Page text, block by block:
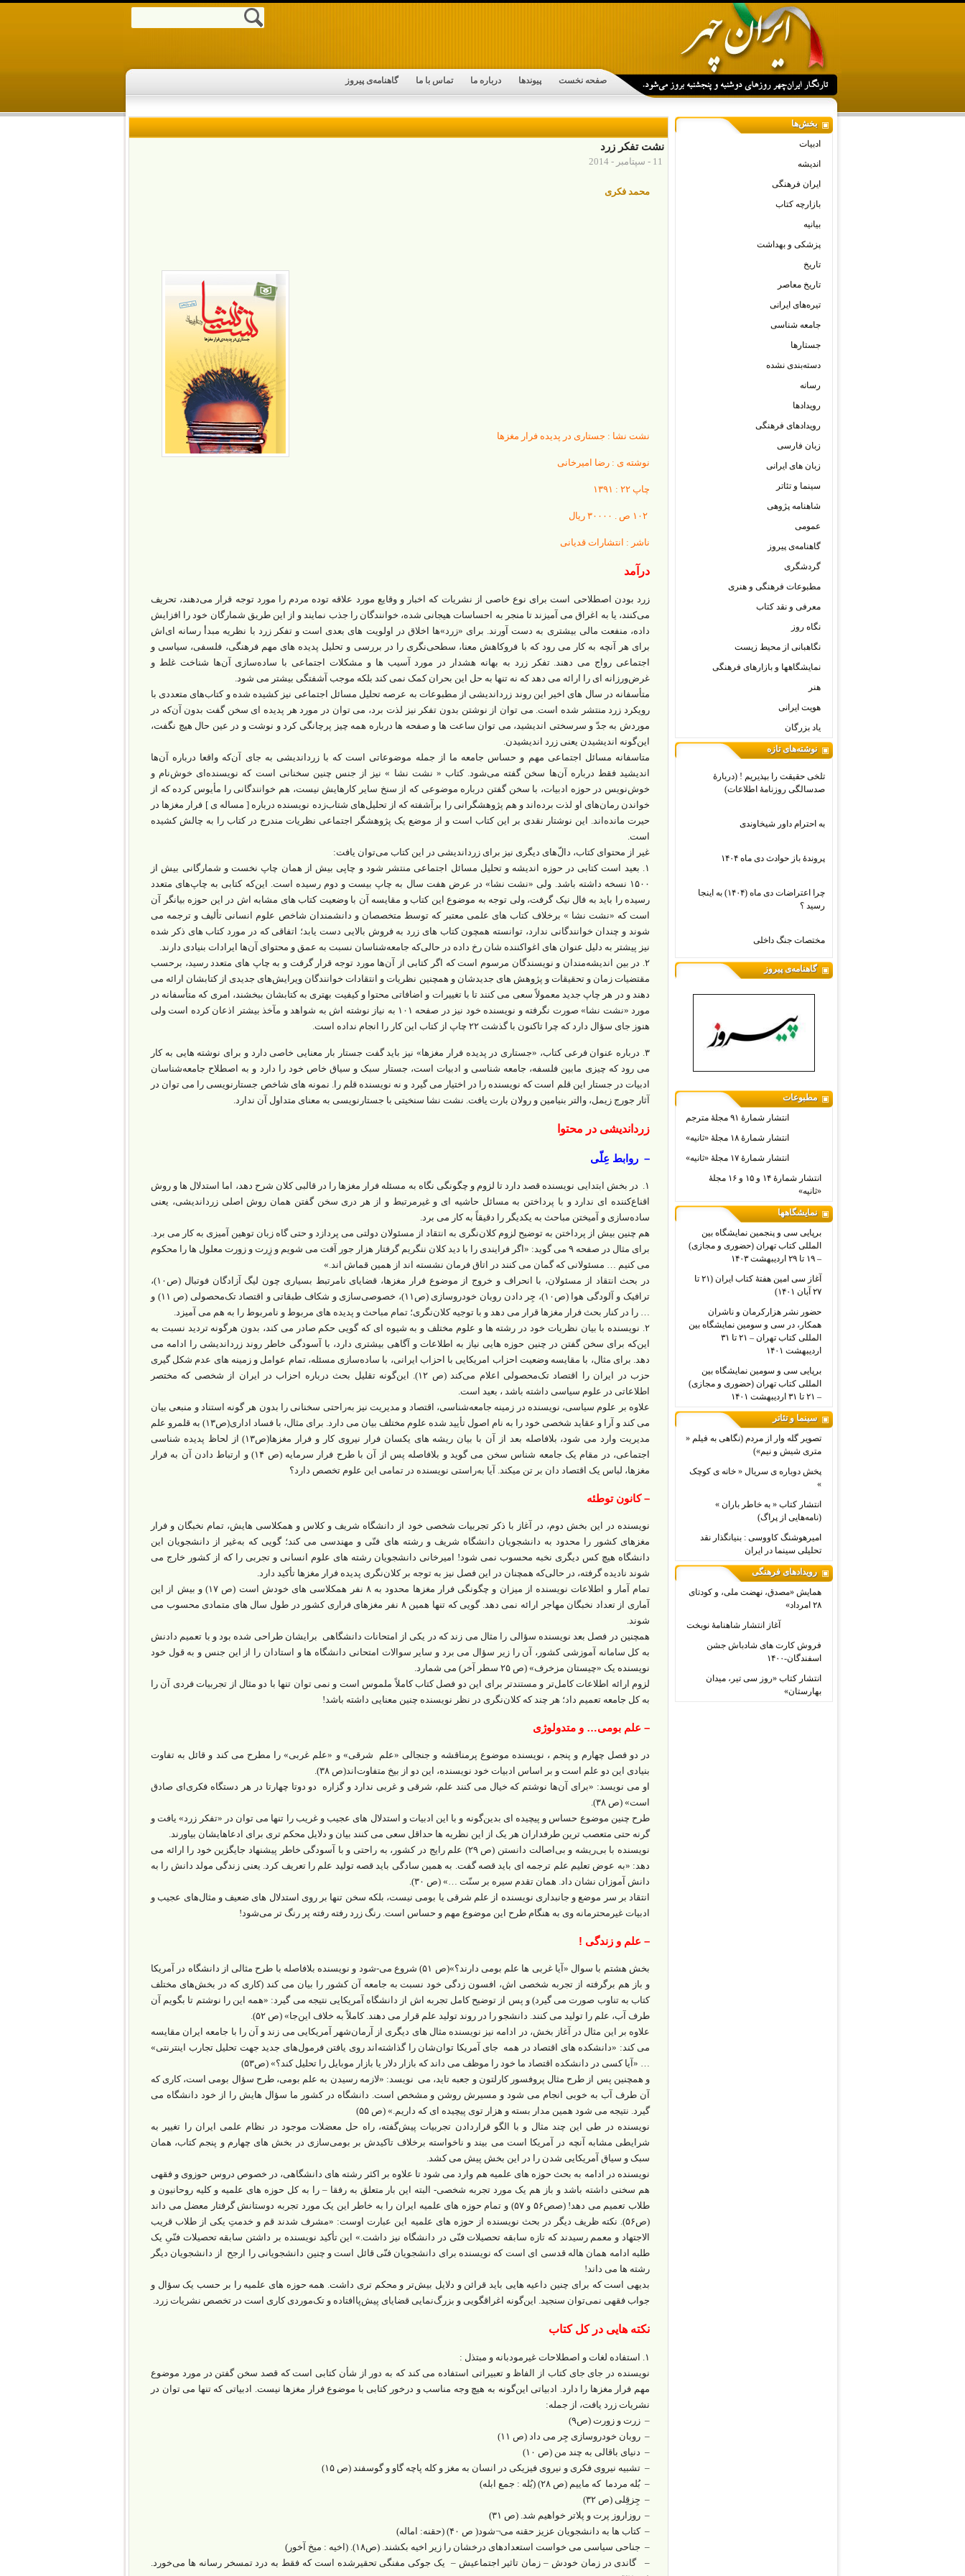
صفحه نخست پیوندها درباره ما تماس با ما گاهنامه‌ی پیروز
نشت تفکر زرد
11 - سپتامبر - 2014
محمد فکری
نشت نشا : جستاری در پدیده فرار مغزها
نوشته ی : رضا امیرخانی
چاپ ۲۲ : ۱۳۹۱
ناشر : انتشارات قدیانی
درآمد
زرد بودن اصطلاحی است برای نوع خاصی از نشریات که اخبار و وقایع مورد علاقه توده مردم را مورد توجه قرار می‌دهند، تحریف
می‌کنند، یا به اغراق می آمیزند تا منجر به احساسات هیجانی شده، خوانندگان را جذب نمایند و از این طریق شمارگان خود را افزایش
داده، منفعت مالی بیشتری به دست آورند. برای «زرد»ها اخلاق در اولویت های بعدی است و تفکر زرد با نظریه مبدأ رسانه ای‌اش
برای هر آنچه به کار می رود که با فروکاهش معنا، سطحی‌نگری را در بررسی و تحلیل پدیده های مهم فرهنگی، فلسفی، سیاسی و
اجتماعی رواج می دهند. تفکر زرد به بهانه هشدار در مورد آسیب ها و مشکلات اجتماعی با ساده‌سازی آن‌ها شناخت غلط و
غرض‌ورزانه ای را ارائه می دهد که نه تنها به حل این بحران کمک نمی کند بلکه موجب آشفتگی بیشتر می شود.
متأسفانه در سال های اخیر این روند زرداندیشی از مطبوعات به عرصه تحلیل مسائل اجتماعی نیز کشیده شده و کتاب‌های متعددی با
رویکرد زرد منتشر شده است. می توان از نوشتن بدون تفکر نیز لذت برد، می توان در مورد هر پدیده ای سخن گفت بدون آن‌که در
موردش به جدّ و سرسختی اندیشید، می توان ساعت ها و صفحه ها درباره همه چیز پرچانگی کرد و نوشت و در عین حال هیچ نگفت،
این‌گونه اندیشیدن یعنی زرد اندیشیدن.
متاسفانه مسائل اجتماعی مهم و حساس جامعه ما از جمله موضوعاتی است که با زرداندیشی به جای آن‌که واقعا درباره آن‌ها
اندیشید فقط درباره آن‌ها سخن گفته می‌شود. کتاب « نشت نشا » نیز از جنس چنین سخنانی است که نویسنده‌ای خوش‌نام و
خوش‌نویس در حوزه ادبیات، با سخن گفتن درباره موضوعی که از سنخ سایر کارهایش نیست، هم خوانندگانی را مأیوس کرده که از
خواندن رمان‌های او لذت برده‌اند و هم پژوهشگرانی را برآشفته که از تحلیل‌های شتاب‌زده نویسنده درباره [ مساله ی ] فرار مغزها در
حیرت مانده‌اند. این نوشتار نقدی بر این کتاب است و از موضع یک پژوهشگر اجتماعی نظریات مندرج در کتاب را به چالش کشیده
است.
غیر از محتوای کتاب، دالّ‌های دیگری نیز برای زرداندیشی در این کتاب می‌توان یافت:
۱. بعید است کتابی در حوزه اندیشه و تحلیل مسائل اجتماعی منتشر شود و چاپی بیش از همان چاپ نخست و شمارگانی بیش از
۱۵۰۰ نسخه داشته باشد. ولی «نشت نشا» در عرض هفت سال به چاپ بیست و دوم رسیده است. این‌که کتابی به چاپ‌های متعدد
رسیده را باید به فال نیک گرفت، ولی توجه به موضوع این کتاب و مقایسه آن با وضعیت کتاب های مشابه اش در این حوزه بیانگر آن‌
است که «نشت نشا » برخلاف کتاب های علمی معتبر که توسط متخصصان و دانشمندان شاخص علوم انسانی تألیف و ترجمه می
شوند و چندان خوانندگانی ندارد، توانسته همچون کتاب های زرد به فروش بالایی دست یابد؛ اتفاقی که در مورد کتاب های ذکر شده
نیز پیشتر به دلیل عنوان های اغواکننده شان رخ داده در حالی‌که جامعه‌شناسان نسبت به عمق و محتوای آن‌ها ایرادات بنیادی دارند.
۲. در بین اندیشه‌مندان و نویسندگان مرسوم است که اگر کتابی از آن‌ها مورد توجه قرار گرفت و به چاپ های متعدد رسید، برحسب
مقتضیات زمان و تحقیقات و پژوهش های جدیدشان و همچنین نظریات و انتقادات خوانندگان ویرایش‌های جدیدی از کتابشان ارائه می
دهند و در هر چاپ جدید معمولاً سعی می کنند تا با تغییرات و اضافاتی محتوا و کیفیت بهتری به کتابشان ببخشند، امری که متأسفانه در
مورد «نشت نشا» صورت نگرفته و نویسنده خود نیز در صفحه ۱۰۱ به نیاز نوشته اش به شواهد و مآخذ بیشتر اذعان کرده است ولی
هنوز جای سؤال دارد که چرا تاکنون با گذشت ۲۲ چاپ از کتاب این‌ کار را انجام نداده است.
۳. درباره عنوان فرعی کتاب، «جستاری در پدیده فرار مغزها» نیز باید گفت جستار بار معنایی خاصی دارد و برای نوشته هایی به کار
می رود که چیزی مابین فلسفه، جامعه شناسی و ادبیات است، جستار سبک و سیاق خاص خود را دارد و به اصطلاح جامعه‌شناسان
ادبیات در جستار این قلم است که نویسنده را در اختیار می گیرد و نه نویسنده قلم را. نمونه های شاخص جستارنویسی را می توان در
آثار جورج زیمل، والتر بنیامین و رولان بارت یافت. نشت نشا سنخیتی با جستارنویسی به معنای متداول آن ندارد.
زرداندیشی در محتوا
– روابط عِلّی
۱. در بخش ابتدایی نویسنده قصد دارد تا لزوم و چگونگی نگاه به مسئله فرار مغزها را در قالبی کلان شرح دهد، اما استدلال ها و روش
اقناع‌کننده ای ندارد و با پرداختن به مسائل حاشیه ای و غیرمرتبط و از هر دری سخن گفتن همان روش اصلی زرد‌اندیشی، یعنی
ساده‌سازی و آمیختن مباحث به یکدیگر را دقیقاً به کار می برد.
هم چنین بیش از پرداختن به توضیح لزوم کلان‌نگری به انتقاد از مسئولان دولتی می پردازد و حتی گاه زبان توهین آمیزی به کار می برد.
برای مثال در صفحه ۹ می گوید: «اگر فرایندی را با دید کلان ننگریم گرفتار هزار جور آفت می شویم و زِرت و زورت معلول ها را محکوم
می کنیم … مسئولانی که گمان می کنند در اتاق فرمان نشسته اند از همین قماش اند.»
در بحث انتقاد از مسئولان، با انحراف و خروج از موضوع فرار مغزها، قضایای نامرتبط بسیاری چون لیگ آزادگان فوتبال (ص۱۰)،
ترافیک و آلودگی هوا (ص۱۰)، جِر دادن روبان خودروسازی (ص۱۱)، خصوصی‌سازی و شکاف طبقاتی و اقتصاد تک‌محصولی (ص ۱۱) و
… را در کنار بحث فرار مغزها قرار می دهد و با توجیه کلان‌نگری؛ تمام مباحث و پدیده های مربوط و نامربوط را به هم می آمیزد.
۲. نویسنده با بیان نظریات خود در رشته ها و علوم مختلف و به شیوه ای که گویی حکم صادر می کند، بدون هرگونه تردید نسبت به
این‌که برای سخن گفتن در چنین حوزه هایی نیاز به اطلاعات و آگاهی بیشتری دارد، با آسودگی خاطر روند زرداندیشی را ادامه می
دهد. برای مثال، با مقایسه وضعیت احزاب امریکایی با احزاب ایرانی، با ساده‌سازی مسئله، تمام عوامل و زمینه های عدم شکل گیری
حزب در ایران را اقتصاد تک‌محصولی اعلام می‌کند (ص ۱۲). این‌گونه تقلیل بحث درباره احزاب در ایران از شخصی که مختصر
اطلاعاتی در علوم سیاسی داشته باشد ، بعید است.
علاوه بر علوم ‌سیاسی، نویسنده در زمینه جامعه‌شناسی، اقتصاد و مدیریت نیز به‌راحتی سخنانی را بدون هر گونه استناد و منبعی بیان
می کند و آرا و عقاید شخصی خود را به نام اصول تأیید شده علوم مختلف بیان می دارد. برای مثال، با فساد اداری(ص۱۳) به قلمرو علم
مدیریت وارد می شود، بلافاصله بعد از آن با بیان ریشه های یکسان فرار نیروی کار و فرار مغزها(ص۱۳) از لحاظ پدیده شناسی
اجتماعی، در مقام یک جامعه شناس سخن می گوید و بلافاصله پس از آن با طرح فرار سرمایه (ص ۱۴) و ارتباط دادن آن به فرار
مغزها، لباس یک اقتصاد دان بر تن میکند. آیا به‌راستی نویسنده در تمامی این علوم تخصص دارد؟
– کانون توطئه
نویسنده در این بخش دوم، در آغاز با ذکر تجربیات شخصی خود از دانشگاه شریف و کلاس و همکلاسی هایش، تمام نخبگان و فرار
مغزهای کشور را محدود به دانشجویان دانشگاه شریف و رشته های فنّی و مهندسی می کند؛ گویی که به‌غیر از دانشجویان این
دانشگاه هیچ کس دیگری نخبه محسوب نمی شود! امیرخانی دانشجویان رشته های علوم انسانی و تجربی را که از کشور خارج می
شوند نادیده گرفته، در حالی‌که همچنان در این فصل نیز به توجه بر کلان‌نگری پدیده فرار مغزها تأکید دارد.
تمام آمار و اطلاعات نویسنده از میزان و چگونگی فرار مغزها محدود به ۸ نفر همکلاسی های خودش است (ص ۱۷) و بیش از این
آماری از تعداد نخبگان مهاجر ارائه نمی دهد. گویی که تنها همین ۸ نفر مغزهای فراری کشور در طول سال های متمادی محسوب می
شوند.
همچنین در فصل بعد نویسنده سؤالی را مثال می زند که در یکی از امتحانات دانشگاهی برایشان طراحی شده بود و با تعمیم دادنش
به کل سامانه آموزشی کشور، آن‌ را زیر سؤال می برد و سایر سوالات امتحانی دانشگاه ها و استادان را از این جنس و به قول خود
نویسنده یک «چیستان مزخرف» (ص ۲۵ سطر آخر) می شمارد.
لزوم ارائه اطلاعات کامل‌تر و مستندتر برای این دو فصل کتاب کاملاً ملموس است و نمی توان تنها با دو مثال از تجربیات فردی آن را
به کل جامعه تعمیم داد؛ هر چند که کلان‌نگری در نظر نویسنده چنین معنایی داشته باشد!
– علم بومی… و متدولوژی
در دو فصل چهارم و پنجم ، نویسنده موضوع پرمناقشه و جنجالی «علم شرقی» و «علم غربی» را مطرح می کند و قائل به تفاوت
بنیادی این دو علم است و بر اساس ادبیات خود نویسنده، این دو از بیخ متفاوت‌اند(ص ۳۸).
او می نویسد: «برای آن‌ها نوشتم که خیال می کنند علم، شرقی و غربی ندارد و گزاره دو دوتا چهارتا در هر دستگاه فکری‌ای صادق
است» (ص ۳۸).
طرح چنین موضوع حساس و پیچیده ای بدین‌گونه و با این ادبیات و استدلال های عجیب و غریب را تنها می توان در «تفکر زرد» یافت و
گرنه حتی متعصب ترین طرفداران هر یک از این نظریه ها حداقل سعی می کنند بیان و دلایل محکم تری برای ادعاهایشان بیاورند.
نویسنده با بی‌ریشه و بی‌اصالت دانستن (ص ۲۹) علم رایج در کشور، به‌ راحتی و با آسودگی خاطر پیشنهاد جایگزین خود را ارائه می
دهد: «به عوض تعلیم علم ترجمه ای باید قصه گفت. به همین سادگی باید قصه تولید علم را تعریف کرد. یعنی زندگی مولد دانش را به
دانش آموزان نشان داد. همان تقدم سیره بر سنّت …» (ص ۳۰).
انتقاد بر سر موضع و جانبداری نویسنده از علم شرقی یا بومی نیست، بلکه سخن تنها بر روی استدلال های ضعیف و مثال‌های عجیب و
ادبیات غیرمحترمانه وی به هنگام طرح این موضوع مهم و حساس است. رنگ زرد رفته رفته پر رنگ تر می‌شود!
– علم و زندگی !
بخش هشتم با سوال «آیا غربی ها علم بومی دارند؟»(ص ۵۱) شروع می-شود و نویسنده بلافاصله با طرح مثالی از دانشگاه در آمریکا
و باز هم برگرفته از تجربه شخصی اش، افسون زدگی خود نسبت به جامعه آن کشور را بیان می کند (کاری که در بخش‌های مختلف
کتاب به تناوب صورت می گیرد) و پس از توضیح کامل تجربه اش از دانشگاه آمریکایی نتیجه می گیرد: «همه این را نوشتم تا بگویم آن
طرف آب، علم را تولید می کنند. دانشجو را در روند تولید علم قرار می دهند. کاملاً به خلاف این‌جا» (ص ۵۲).
علاوه بر این مثال در آغاز بخش، در ادامه نیز نویسنده مثال های دیگری از آرمان‌شهر آمریکایی می زند و آن را با جامعه ایران مقایسه
می کند: «دانشکده های اقتصاد در همه جای آمریکا توان‌شان را گذاشته‌اند روی یافتن فرمول‌های جدید جهت تحلیل تجارب اینترنتی»
… «آیا کسی در دانشکده اقتصاد ما خود را موظف می داند که بازار دلار یا بازار موبایل را تحلیل کند؟» (ص۵۳)
و همچنین پس از طرح مثال پروفسور کارلتون و جعبه تاید، می نویسد: «لازمه رسیدن به علم بومی، طرح سؤال بومی است، کاری که
آن طرف آب به خوبی انجام می شود و مسیرش روشن و مشخص است. دانشگاه در کشور ما سؤال هایش را از خود دانشگاه می
گیرد. نتیجه می شود همین مدار بسته و هزار توی پیچیده ای که داریم.» (ص ۵۵)
نویسنده در طی این چند مثال و با الگو قراردادن تجربیات پیش‌گفته، راه حل معضلات موجود در نظام علمی ایران را تغییر به
شرایطی مشابه آنچه در آمریکا است می بیند و ناخواسته برخلاف تاکیدش بر بومی‌سازی در بخش های چهارم و پنجم کتاب، همان
سبک و سیاق آمریکایی شدن را در این بخش پیش می کشد.
نویسنده در ادامه به بحث حوزه های علمیه هم وارد می شود تا علاوه بر اکثر رشته های دانشگاهی، در خصوص دروس حوزوی و فقهی
هم سخنی داشته باشد و باز هم یک مورد تجربه شخصی- البته این بار متعلق به رفقا – را به کل حوزه های علمیه و کلیه روحانیون و
طلاب تعمیم می دهد! (صص۵۶ و ۵۷) و تمام حوزه های علمیه ایران را به خاطر این یک مورد تجربه دوستانش گرفتار معضل می داند
(ص۵۶). نکته ظریف دیگر در بحث نویسنده از حوزه های علمیه این عبارت اوست: «مشرف شدند قم و خدمتِ یکی از طلاب قریب
الاجتهاد و معمم رسیدند که تازه سابقه تحصیلات فنّی در دانشگاه نیز داشت.» این تأکید نویسنده بر داشتن سابقه تحصیلات فنّیِ یک
طلبه ادامه همان هاله قدسی ای است که نویسنده برای دانشجویان فنّی قائل است و چنین دانشجویانی را ارجح از دانشجویان دیگر
رشته ها می داند!
بدیهی است که برای چنین داعیه هایی باید قرائن و دلایل بیش‌تر و محکم تری داشت. همه حوزه های علمیه را بر حسب یک سؤال و
جواب فقهی نمی‌توان سنجید. این‌گونه اغراقگویی و بزرگ‌نمایی قضایای پیش‌پاافتاده و تک‌موردی کاری است در تخصص نشریات زرد.
نکته هایی در کل کتاب
۱. استفاده لغات و اصطلاحات غیرمودبانه و مبتذل :
نویسنده در جای جای کتاب از الفاظ و تعبیراتی استفاده می کند که به دور از شأن کتابی است که قصد سخن گفتن در مورد موضوع
مهم فرار مغزها را دارد. ادبیاتی این‌گونه به هیچ وجه مناسب و درخور کتابی با موضوع فرار مغزها نیست. ادبیاتی که تنها می توان در
نشریات زرد یافت، از جمله:
– زرت و زورت (ص۹)
– روبان خودروسازی جِر می داد (ص ۱۱)
– دنیای باقالی به چند من (ص ۱۰)
– تشبیه نیروی فکری و نیروی فیزیکی در انسان به مغز و کله پاچه گاو و گوسفند (ص ۱۵)
– بُله مردما که ماییم (ص ۲۸) (بُله : جمع ابله)
– جِزقِلی (ص ۳۲)
– روزاروز پرت و پلاتر خواهیم شد. (ص ۳۱)
– کتاب ها به دانشجویان عزیز حقنه می¬شود( ص ۴۰) (حقنه: اماله)
– جناحی سیاسی می خواست استعدادهای درخشان را زیر اخیه بکشند. (ص۱۸). (اخیه : میخ آخور)
– گاندی در زمان خودش – زمان تاثیر اجتماعیش – یک جوکی مفنگی تحقیرشده است که فقط به درد تمسخر رسانه ها می‌خورد.
بخش‌ها
ادبیات
اندیشه
ایران فرهنگی
بازارچه کتاب
بیانیه
پزشکی و بهداشت
تاریخ
تاریخ معاصر
تیره‌های ایرانی
جامعه شناسی
جستارها
دسته‌بندی نشده
رسانه
رویدادها
رویدادهای فرهنگی
زبان فارسی
زبان های ایرانی
سینما و تئاتر
شاهنامه پژوهی
عمومی
گاهنامه‌ی پیروز
گردشگری
مطبوعات فرهنگی و هنری
معرفی و نقد کتاب
نگاه روز
نگاهبانی از محیط زیست
نمایشگاهها و بازارهای فرهنگی
هنر
هویت ایرانی
یاد بزرگان
نوشته‌های تازه
تلخی حقیقت را بپذیریم ! (دربارۀ
صدسالگی روزنامۀ اطلاعات)
به احترام داور شیخاوندی
پروندۀ باز حوادث دی ماه ۱۴۰۴
چرا اعتراضات دی‌ ماه (۱۴۰۴) به اینجا
رسید ؟
مختصات جنگ داخلی
گاهنامه‌ی پیروز
مطبوعات
انتشار شمارۀ ۹۱ مجلۀ مترجم
انتشار شمارۀ ۱۸ مجلۀ «ثانیه»
انتشار شمارۀ ۱۷ مجلۀ «ثانیه»
انتشار شمارۀ ۱۴ و ۱۵ و ۱۶ مجلۀ
«ثانیه»
نمایشگاهها
برپایی سی و پنجمین نمایشگاه بین
المللی کتاب تهران (حضوری و مجازی)
– ۱۹ تا ۲۹ اردیبهشت ۱۴۰۳
آغاز سی امین هفتۀ کتاب ایران (۲۱ تا
۲۷ آبان ۱۴۰۱)
حضور نشر هزارکرمان و ناشران
همکار، در سی و سومین نمایشگاه بین
المللی کتاب تهران – ۲۱ تا ۳۱
اردیبهشت ۱۴۰۱
برپایی سی و سومین نمایشگاه بین
المللی کتاب تهران (حضوری و مجازی)
– ۲۱ تا ۳۱ اردیبهشت ۱۴۰۱
سینما و تئاتر
تصویر گله وار از مردم (نگاهی به فیلم «
متری شیش و نیم»)
پخش دوباره ی سریال « خانه ی کوچک
»
انتشار کتاب « به خاطر باران »
(نامه‌هایی از پراگ)
امیرهوشنگ کاووسی : بنیانگذار نقد
تحلیلی سینما در ایران
رویدادهای فرهنگی
همایش «مصدق، نهضت ملی، و کودتای
۲۸ امرداد»
آغاز انتشار شاهنامۀ نوبخت
فروش کارت های شادباش جشن
اسفندگان-۱۴۰۰
انتشار کتاب «روز سی تیر، میدان
بهارستان»